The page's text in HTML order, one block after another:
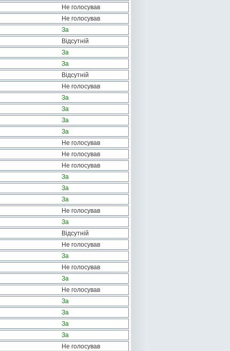
Не голосував
Не голосував
За
Відсутній
За
За
Відсутній
Не голосував
За
За
За
За
Не голосував
Не голосував
Не голосував
За
За
За
Не голосував
За
Відсутній
Не голосував
За
Не голосував
За
Не голосував
За
За
За
За
Не голосував